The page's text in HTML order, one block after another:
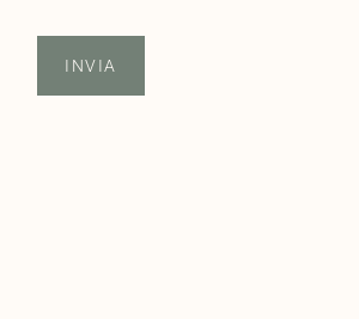
INVIA